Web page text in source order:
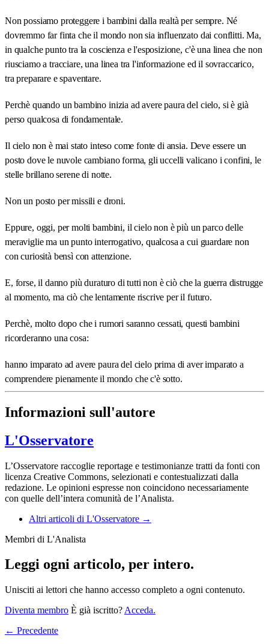
Non possiamo proteggere i bambini dalla realtà per sempre. Né
dovremmo far finta che il mondo non sia influenzato dai conflitti. Ma,
in qualche punto tra la coscienza e l'esposizione, c'è una linea che non
riusciamo a tracciare, una linea tra l'informazione ed il sovraccarico,
tra preparare e spaventare.
Perchè quando un bambino inizia ad avere paura del cielo, si è già
perso qualcosa di fondamentale.
Il cielo non è mai stato inteso come fonte di ansia. Deve essere un
posto dove le nuvole cambiano forma, gli uccelli valicano i confini, le
stelle brillano serene di notte.
Non un posto per missili e droni.
Eppure, oggi, per molti bambini, il cielo non è più un parco delle
meraviglie ma un punto interrogativo, qualcosa a cui guardare non
con curiosità bensì con attenzione.
E, forse, il danno più duraturo di tutti non è ciò che la guerra distrugge
al momento, ma ciò che lentamente riscrive per il futuro.
Perchè, molto dopo che i rumori saranno cessati, questi bambini
ricorderanno una cosa:
hanno imparato ad avere paura del cielo prima di aver imparato a
comprendere pienamente il mondo che c'è sotto.
Informazioni sull'autore
L'Osservatore
L’Osservatore raccoglie reportage e testimonianze tratti da fonti con
licenza Creative Commons, selezionati e contestualizzati dalla
redazione. Le opinioni espresse non coincidono necessariamente
con quelle dell’intera comunità de l’Analista.
Altri articoli di L'Osservatore →
Membri di L'Analista
Leggi ogni articolo, per intero.
Unisciti ai lettori che hanno accesso completo a ogni contenuto.
Diventa membro È già iscritto? Acceda.
← Precedente